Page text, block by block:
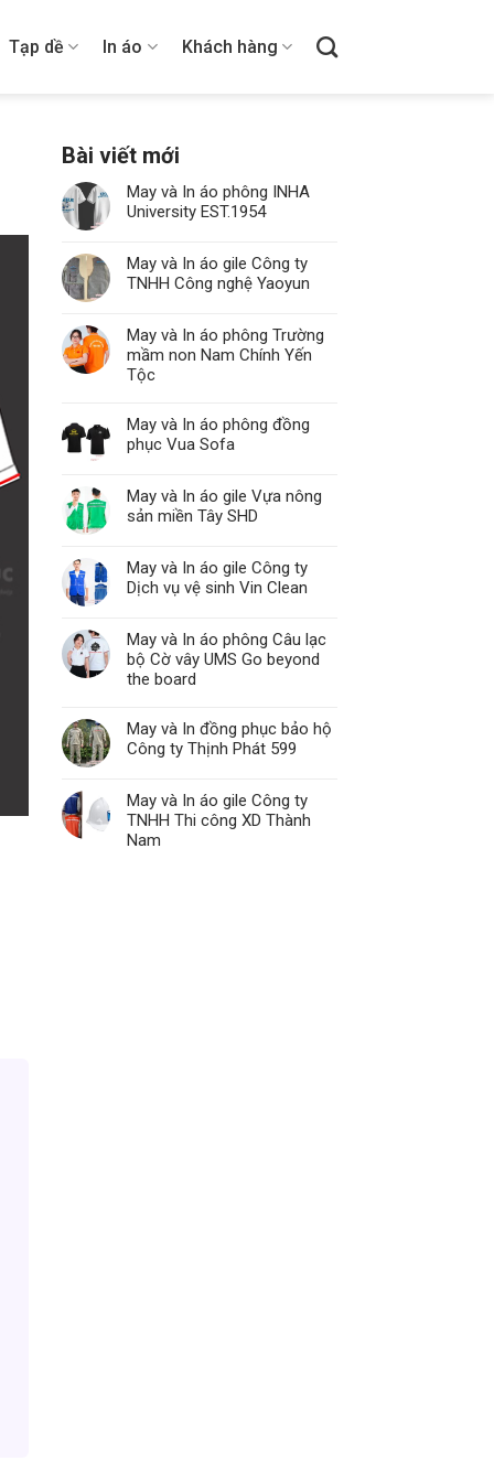
Tạp dề In áo Khách hàng
Bài viết mới
May và In áo phông INHA
University EST.1954
May và In áo gile Công ty
TNHH Công nghệ Yaoyun
May và In áo phông Trường
mầm non Nam Chính Yến
Tộc
May và In áo phông đồng
phục Vua Sofa
May và In áo gile Vựa nông
sản miền Tây SHD
May và In áo gile Công ty
Dịch vụ vệ sinh Vin Clean
May và In áo phông Câu lạc
bộ Cờ vây UMS Go beyond
the board
May và In đồng phục bảo hộ
Công ty Thịnh Phát 599
May và In áo gile Công ty
TNHH Thi công XD Thành
Nam